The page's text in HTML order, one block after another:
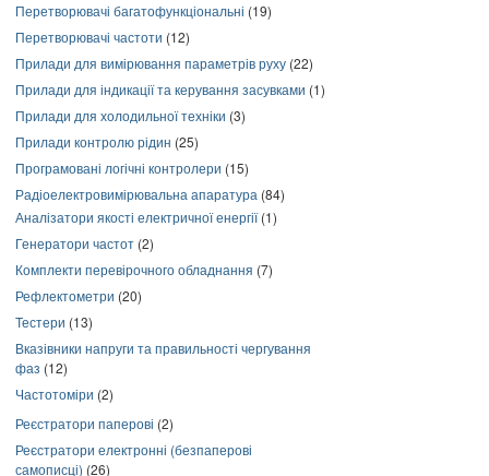
Перетворювачі багатофункціональні (19)
Перетворювачі частоти (12)
Прилади для вимірювання параметрів руху (22)
Прилади для індикації та керування засувками (1)
Прилади для холодильної техніки (3)
Прилади контролю рідин (25)
Програмовані логічні контролери (15)
Радіоелектровимірювальна апаратура (84)
Аналізатори якості електричної енергії(1)
Генератори частот (2)
Комплекти перевірочного обладнання (7)
Рефлектометри (20)
Тестери (13)
Вказівники напруги та правильності чергування
фаз (12)
Частотоміри (2)
Реєстратори паперові (2)
Реєстратори електронні (безпаперові
самописці) (26)